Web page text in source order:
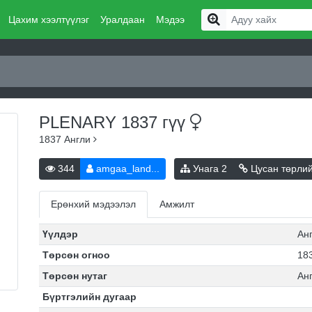
Цахим хээлтүүлэг Уралдаан Мэдээ
PLENARY 1837 гүү
1837 Англи
344 amgaa_land... Унага 2 Цусан
Ерөнхий мэдээлэл Амжилт
Үүлдэр
Төрсөн огноо
Төрсөн нутаг
Бүртгэлийн дугаар